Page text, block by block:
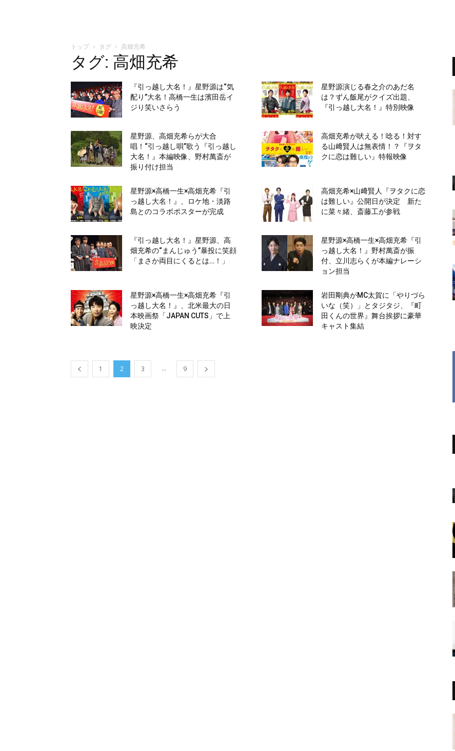
トップ タグ 高畑充希
タグ: 高畑充希
『引っ越し大名！』星野源は“気
配り”大名！高橋一生は濱田岳イ
ジり笑いさらう
星野源演じる春之介のあだ名
は？ずん飯尾がクイズ出題、
『引っ越し大名！』特別映像
星野源、高畑充希らが大合
唱！“引っ越し唄”歌う『引っ越し
大名！』本編映像、野村萬斎が
振り付け担当
高畑充希が吠える！唸る！対す
る山﨑賢人は無表情！？『ヲタ
クに恋は難しい』特報映像
星野源×高橋一生×高畑充希『引
っ越し大名！』、ロケ地・淡路
島とのコラボポスターが完成
高畑充希×山﨑賢人『ヲタクに恋
は難しい』公開日が決定 新た
に菜々緒、斎藤工が参戦
『引っ越し大名！』星野源、高
畑充希の“まんじゅう”暴投に笑顔
「まさか両目にくるとは…！」
星野源×高橋一生×高畑充希『引
っ越し大名！』野村萬斎が振
付、立川志らくが本編ナレーシ
ョン担当
星野源×高橋一生×高畑充希『引
っ越し大名！』、北米最大の日
本映画祭「JAPAN CUTS」で上
映決定
岩田剛典がMC太賀に「やりづら
いな（笑）」とタジタジ、『町
田くんの世界』舞台挨拶に豪華
キャスト集結
1 2 3 ... 9